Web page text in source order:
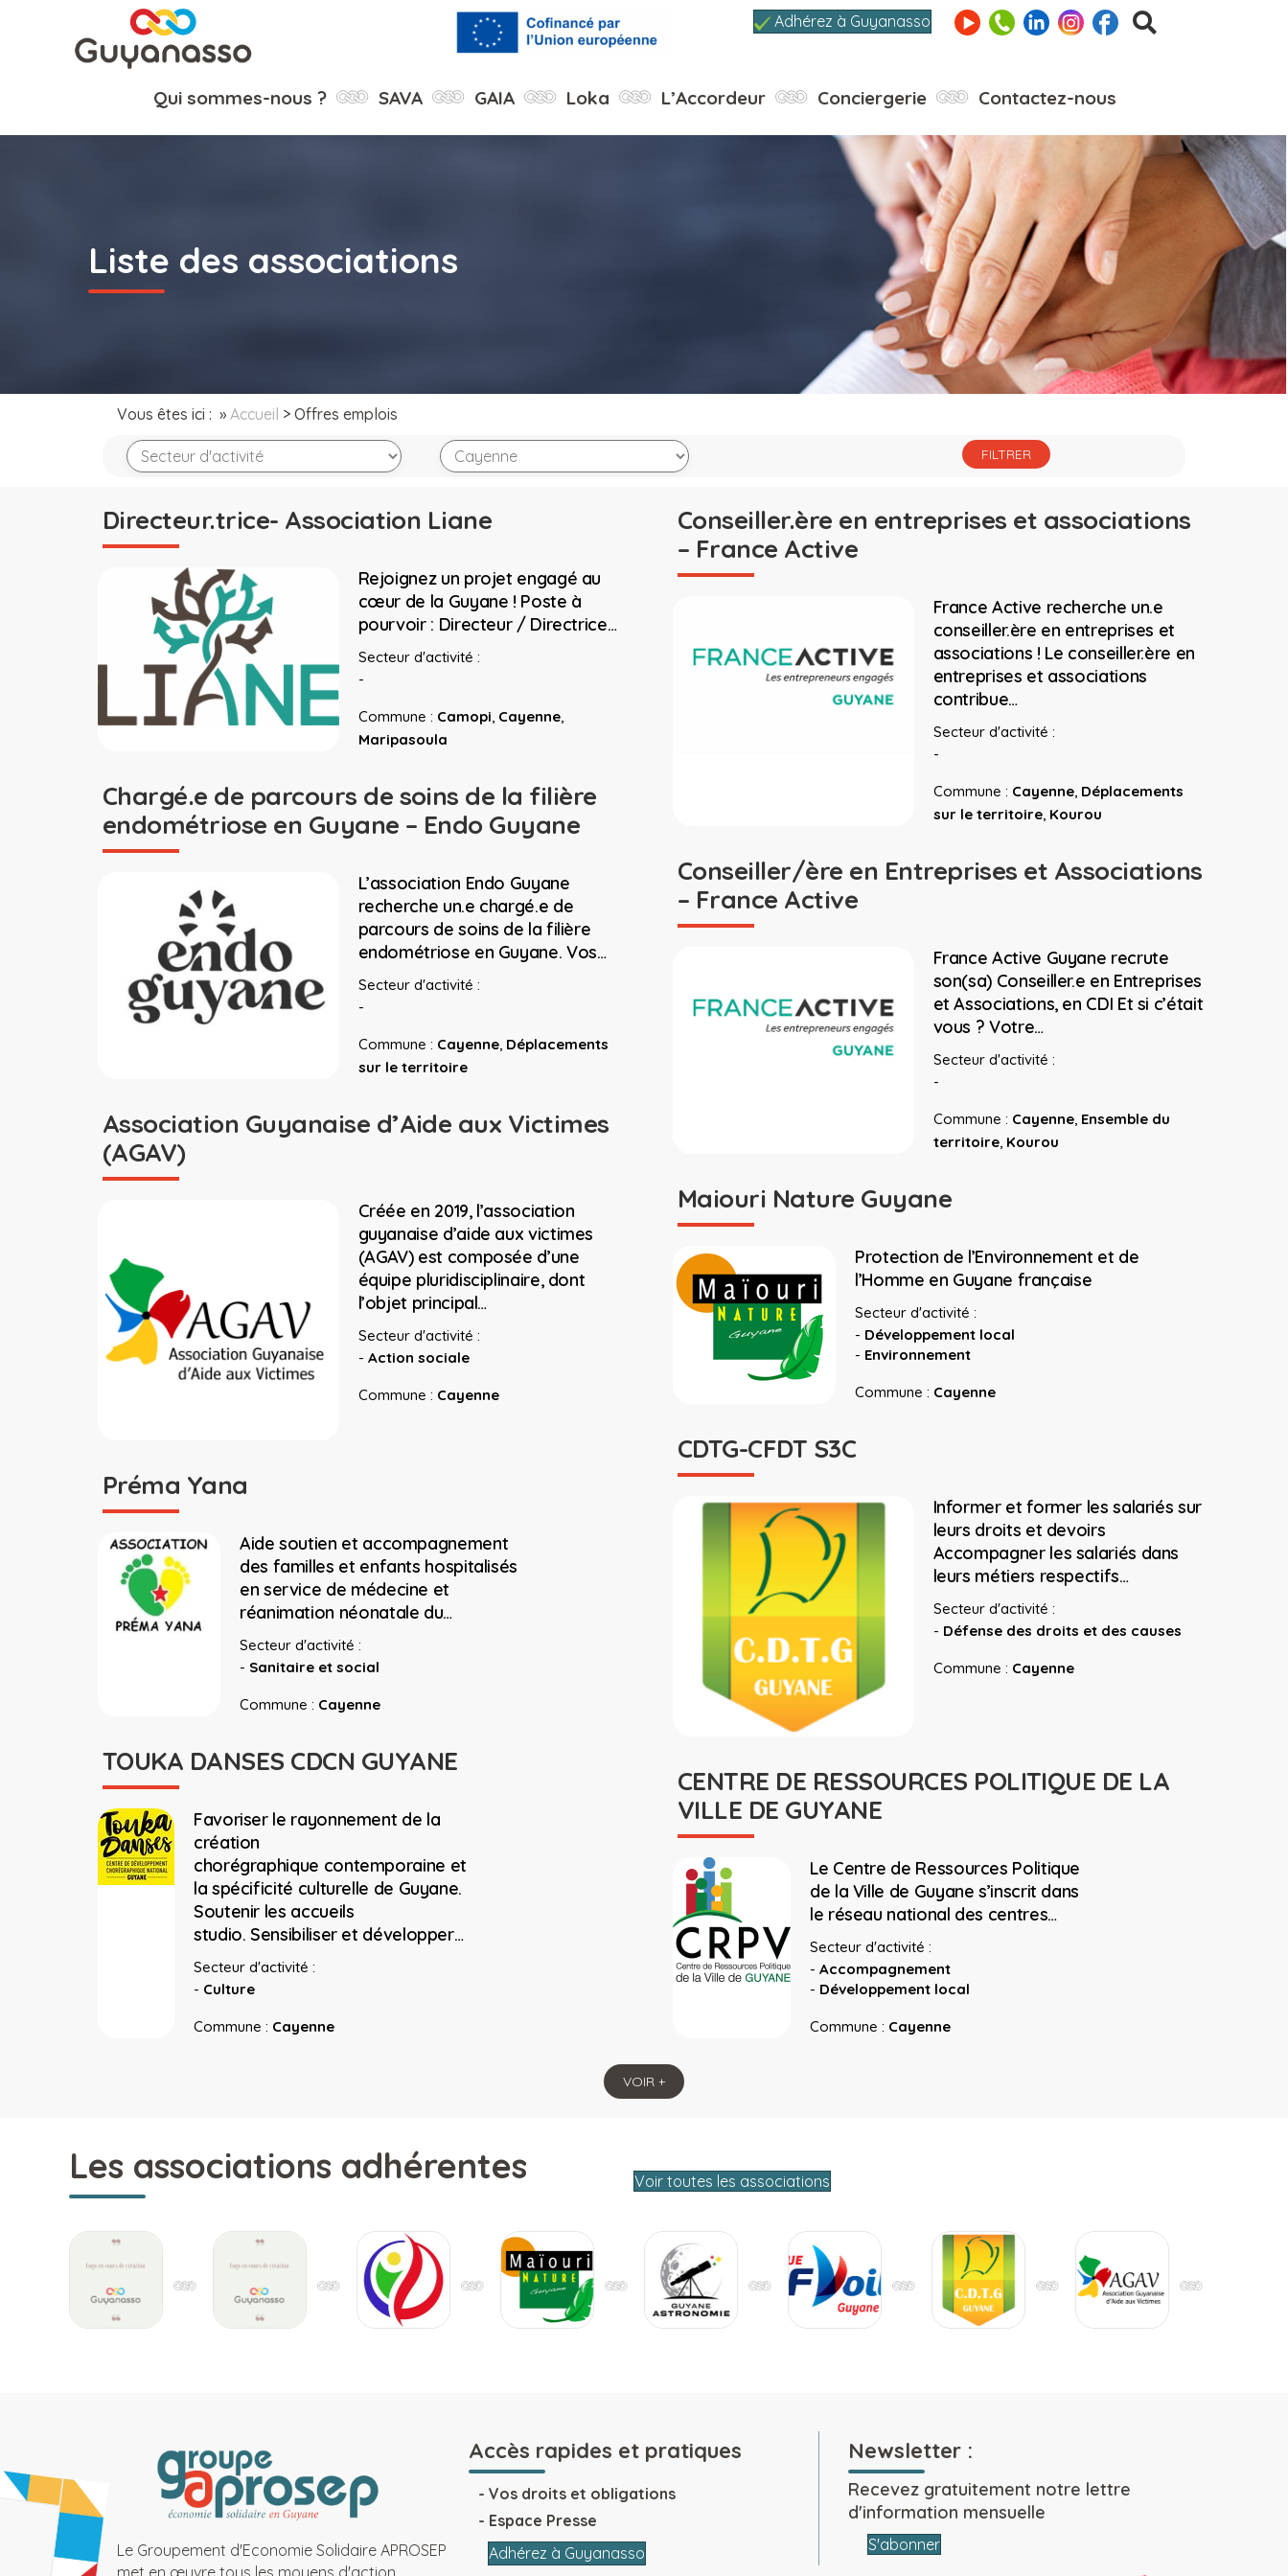
Adhérez à Guyanasso
Qui sommes-nous ? SAVA GAIA Loka L’Accordeur Conciergerie Contactez-nous
Liste des associations
Vous êtes ici : » Accueil > Offres emplois
Directeur.trice- Association Liane
Rejoignez un projet engagé au
cœur de la Guyane ! Poste à
pourvoir : Directeur / Directrice…
Secteur d'activité :
-
Commune : Camopi Cayenne,
Maripasoula
Conseiller.ère en entreprises et associations
– France Active
France Active recherche un.e
conseiller.ère en entreprises et
associations ! Le conseiller.ère en
entreprises et associations
contribue…
Secteur d'activité :
-
Commune : Cayenne, Déplacements
sur le territoire, Kourou
Chargé.e de parcours de soins de la filière
endométriose en Guyane – Endo Guyane
L’association Endo Guyane
recherche un.e chargé.e de
parcours de soins de la filière
endométriose en Guyane. Vos…
Secteur d'activité :
-
Commune : Cayenne, Déplacements
sur le territoire
Conseiller/ère en Entreprises et Associations
– France Active
France Active Guyane recrute
son(sa) Conseiller.e en Entreprises
et Associations, en CDI Et si c’était
vous ? Votre…
Secteur d'activité :
-
Commune : Cayenne, Ensemble du
territoire, Kourou
Association Guyanaise d’Aide aux Victimes
(AGAV)
Créée en 2019, l’association
guyanaise d’aide aux victimes
(AGAV) est composée d’une
équipe pluridisciplinaire, dont
l’objet principal…
Secteur d'activité :
- Action sociale
Commune : Cayenne
Maiouri Nature Guyane
Protection de l’Environnement et de
l’Homme en Guyane française
Secteur d'activité :
- Développement local
- Environnement
Commune : Cayenne
CDTG-CFDT S3C
Informer et former les salariés sur
leurs droits et devoirs
Accompagner les salariés dans
leurs métiers respectifs…
Secteur d'activité :
- Défense des droits et des causes
Commune : Cayenne
Préma Yana
Aide soutien et accompagnement
des familles et enfants hospitalisés
en service de médecine et
réanimation néonatale du…
Secteur d'activité :
- Sanitaire et social
Commune : Cayenne
TOUKA DANSES CDCN GUYANE
Favoriser le rayonnement de la
création
chorégraphique contemporaine et
la spécificité culturelle de Guyane.
Soutenir les accueils
studio. Sensibiliser et développer…
Secteur d'activité :
- Culture
Commune : Cayenne
CENTRE DE RESSOURCES POLITIQUE DE LA
VILLE DE GUYANE
Le Centre de Ressources Politique
de la Ville de Guyane s’inscrit dans
le réseau national des centres…
Secteur d'activité :
- Accompagnement
- Développement local
Commune : Cayenne
VOIR +
Les associations adhérentes Voir toutes les associations
Le Groupement d'Economie Solidaire APROSEP
Accès rapides et pratiques
Vos droits et obligations
Espace Presse
Adhérez à Guyanasso
Newsletter :
Recevez gratuitement notre lettre
d'information mensuelle
S'abonner